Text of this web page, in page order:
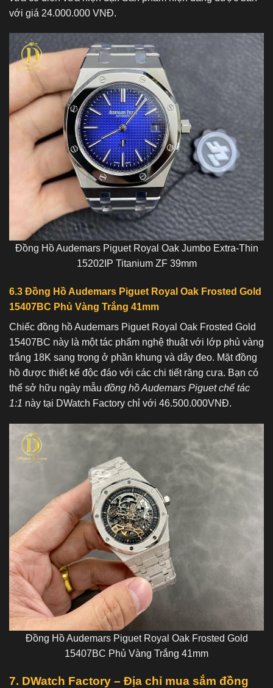
với giá 24.000.000 VNĐ.
Đồng Hồ Audemars Piguet Royal Oak Jumbo Extra-Thin
15202IP Titanium ZF 39mm
6.3 Đồng Hồ Audemars Piguet Royal Oak Frosted Gold
15407BC Phủ Vàng Trắng 41mm
Chiếc đồng hồ Audemars Piguet Royal Oak Frosted Gold
15407BC này là một tác phẩm nghệ thuật với lớp phủ vàng
trắng 18K sang trọng ở phần khung và dây đeo. Mặt đồng
hồ được thiết kế độc đáo với các chi tiết răng cưa. Bạn có
thể sở hữu ngày mẫu đồng hồ Audemars Piguet chế tác
1:1 này tại DWatch Factory chỉ với 46.500.000VNĐ.
Đồng Hồ Audemars Piguet Royal Oak Frosted Gold
15407BC Phủ Vàng Trắng 41mm
7. DWatch Factory – Địa chỉ mua sắm đồng